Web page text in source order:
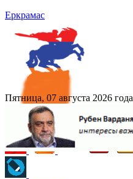
Еркрамас
Пятница, 07 августа 2026 года